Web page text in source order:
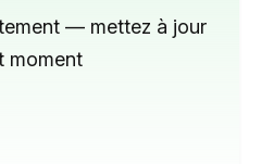
— mettez à jour
moment